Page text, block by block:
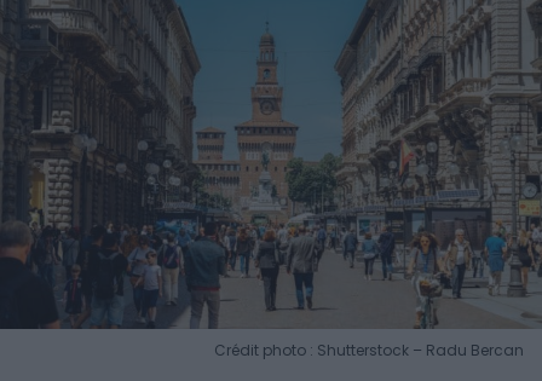
Crédit photo : Shutterstock – Radu Bercan